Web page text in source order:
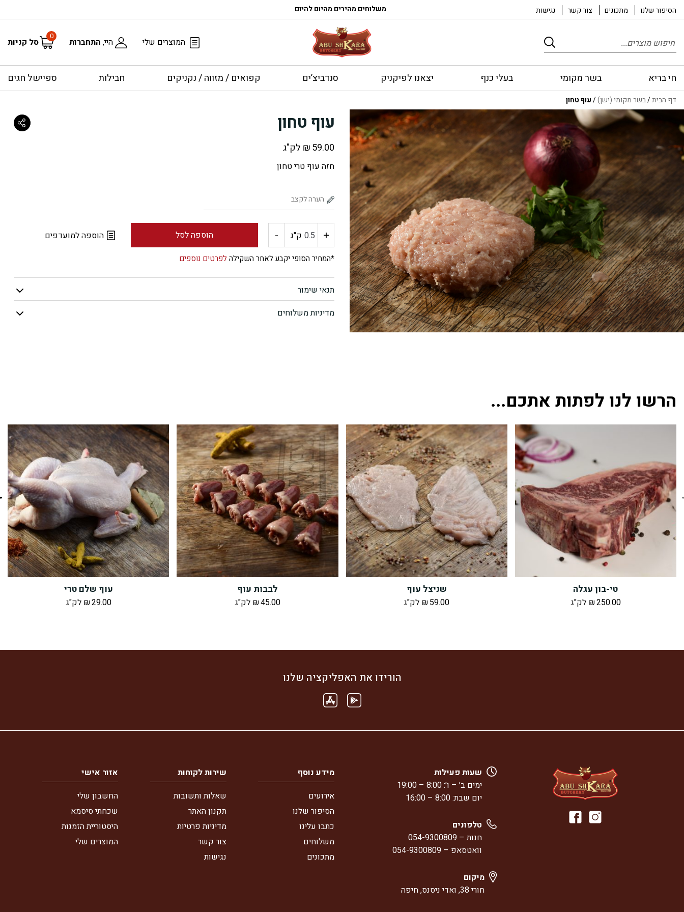
הסיפור שלנו מתכונים צור קשר נגישות משלוחים מהירים מהיום להיום
search המוצרים שלי היי, התחברות
0
סל קניות
חי בריא בשר מקומי בעלי כנף יצאנו לפיקניק סנדביצ’ים קפואים / מזווה / נקניקים חבילות ספיישל חגים
דף הבית/בשר מקומי (ישן)/עוף טחון
עוף טחון
₪59.00 לק"ג
חזה עוף טרי טחון
+ כמות
של
עוף
טחון
ק"ג - הוספה לסל הוספה למועדפים
*המחיר הסופי יקבע לאחר השקילהלפרטים נוספים
תנאי שימור
מדיניות משלוחים
הרשו לנו לפתות אתכם...
טי-בון עגלה
₪250.00 לק"ג
שניצל עוף
₪ 59.00 לק"ג
לבבות עוף
₪45.00 לק"ג
עוף שלם טרי
₪29.00 לק"ג
הורידו את האפליקציה שלנו
שעות פעילות
ימים ב׳ – ו׳: 8:00 – 19:00
יום שבת: 8:00 – 16:00
טלפונים
חנות –054-9300809
וואטסאפ –054-9300809
מיקום
חורי 38, ואדי ניסנס, חיפה
מידע נוסף
אירועים
הסיפור שלנו
כתבו עלינו
משלוחים
מתכונים
שירות לקוחות
שאלות ותשובות
תקנון האתר
מדיניות פרטיות
צור קשר
נגישות
אזור אישי
החשבון שלי
שכחתי סיסמא
היסטוריית הזמנות
המוצרים שלי